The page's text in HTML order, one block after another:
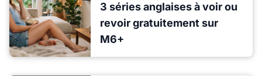
3 séries anglaises à voir ou
revoir gratuitement sur
M6+